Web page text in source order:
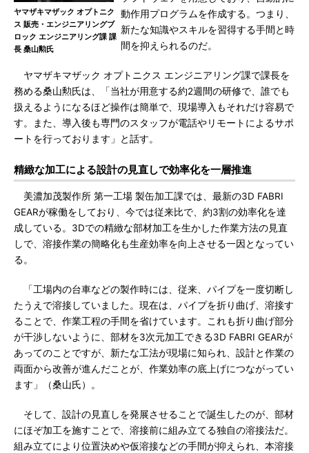
ヤマザキマザック オプトニク
ス 販売・エンジニアリングブ
ロック エンジニアリング課 課
長 桑山勲氏
動作用プログラムを作成する。つまり、
新たな知識やスキルを習得する手間と時
間を抑えられるのだ。
ヤマザキマザック オプトニクス エンジニアリング課で課長を
務める桑山勲氏は、「当社が用意する約2週間の研修で、誰でも
扱えるようになるほど操作は簡単で、現場導入もそれだけ容易で
す。また、導入後も専門のスタッフが電話やリモートによるサポ
ートを行っております」と話す。
精緻な加工による設計の見直しで効率化を一層推進
美濃加茂製作所 第一工場 製缶加工課では、最新の3D FABRI
GEARが稼働をしており、今では従来比で、約3割の効率化を達
成している。3Dでの精緻な部材加工を生かした作業方法の見直
しで、溶接作業の簡略化も生産効率を向上させる一因となってい
る。
「工場内の台車などの製作時には、従来、パイプを一度切断し
たうえで溶接していました。現在は、パイプを折り曲げ、溶接す
ることで、作業工程の手間を省けています。これも折り曲げ部分
が干渉しないように、部材を3次元加工できる3D FABRI GEARが
あってのことですが、新たな工法が現場に知られ、設計と作業の
両面から改善が進んだことが、作業効率の底上げにつながってい
ます」（桑山氏）。
そして、設計の見直しを発展させることで誕生したのが、部材
にほぞ加工を施すことで、溶接前に組み立てる独自の溶接法だ。
組み立てにより位置決めや仮溶接などの手間が抑えられ、本溶接